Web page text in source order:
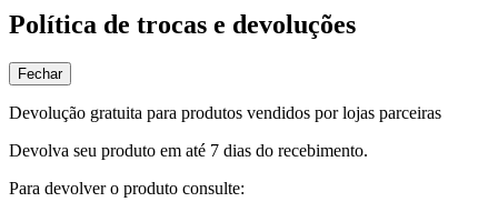
Política de trocas e devoluções
Fechar
Devolução gratuita para produtos vendidos por lojas parceiras
Devolva seu produto em até 7 dias do recebimento.
Para devolver o produto consulte: